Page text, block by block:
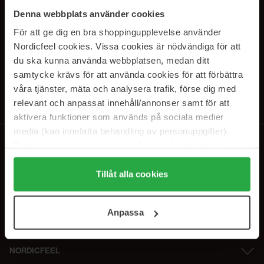
Denna webbplats använder cookies
För att ge dig en bra shoppingupplevelse använder
Nordicfeel cookies. Vissa cookies är nödvändiga för att
du ska kunna använda webbplatsen, medan ditt
samtycke krävs för att använda cookies för att förbättra
våra tjänster, mäta och analysera trafik, förse dig med
relevant och anpassat innehåll/annonser samt för att
aktivera funktioner som används på sociala medier
media (kan innefatta behandling av personuppgifter).
Genom att trycka på "Tillåt alla cookies" accepterar du
alla cookies, medan du under "Detaljer" kan anpassa
användningen av cookies. Du kan när som helst återkalla
samt vår Integritetspolicy.
Tillåt alla cookies
Anpassa
SUBSCRIBE TO OUR
NEWSLETTER
Tilaamalla hyväksyttietosuojakäytäntömme. Peruuta tilaus milloin
tahansa.
NORDICFEEL